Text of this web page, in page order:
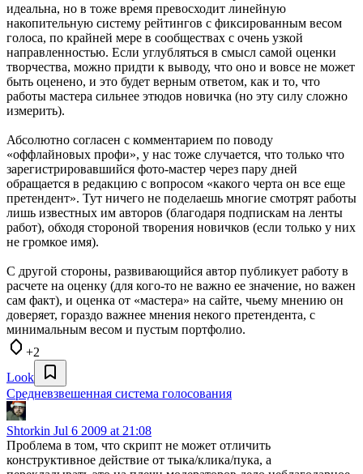
идеальна, но в тоже время превосходит линейную
накопительную систему рейтингов с фиксированным весом
голоса, по крайней мере в сообществах с очень узкой
направленностью. Если углубляться в смысл самой оценки
творчества, можно придти к выводу, что оно и вовсе не может
быть оценено, и это будет верным ответом, как и то, что
работы мастера сильнее этюдов новичка (но эту силу сложно
измерить).
Абсолютно согласен с комментарием по поводу
«оффлайновых профи», у нас тоже случается, что только что
зарегистрировавшийся фото-мастер через пару дней
обращается в редакцию с вопросом «какого черта он все еще
претендент». Тут ничего не поделаешь многие смотрят работы
лишь известных им авторов (благодаря подпискам на ленты
работ), обходя стороной творения новичков (если только у них
не громкое имя).
С другой стороны, развивающийся автор публикует работу в
расчете на оценку (для кого-то не важно ее значение, но важен
сам факт), и оценка от «мастера» на сайте, чьему мнению он
доверяет, гораздо важнее мнения некого претендента, с
минимальным весом и пустым портфолио.
+2
Look
Средневзвешенная система голосования
Shtorkin Jul 6 2009 at 21:08
Проблема в том, что скрипт не может отличить
конструктивное действие от тыка/клика/пука, а